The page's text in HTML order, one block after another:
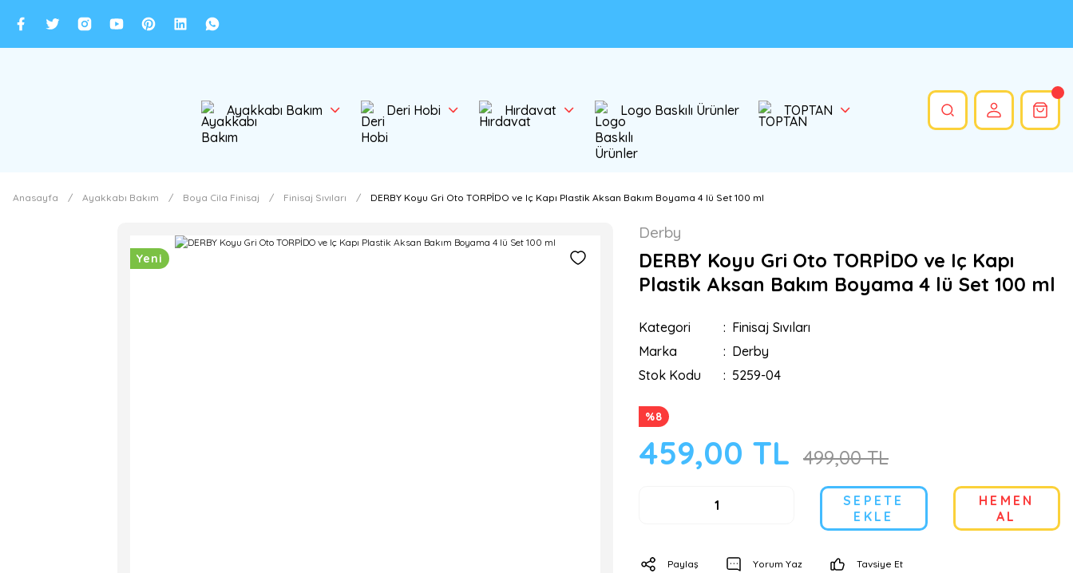
Ayakkabı Bakım Deri Hobi Hırdavat Logo Baskılı Ürünler TOPTAN
Anasayfa Ayakkabı Bakım Boya Cila Finisaj Finisaj Sıvıları DERBY Koyu Gri Oto TORPİDO ve Iç Kapı Plastik Aksan Bakım Boyama 4 lü Set 100 ml
Yeni
Derby
DERBY Koyu Gri Oto TORPİDO ve Iç Kapı
Plastik Aksan Bakım Boyama 4 lü Set 100 ml
Kategori
Finisaj Sıvıları
Marka
Derby
Stok Kodu
5259-04
%8
459,00 TL 499,00 TL
SEPETE
EKLE
HEMEN
AL
Paylaş Yorum Yaz Tavsiye Et